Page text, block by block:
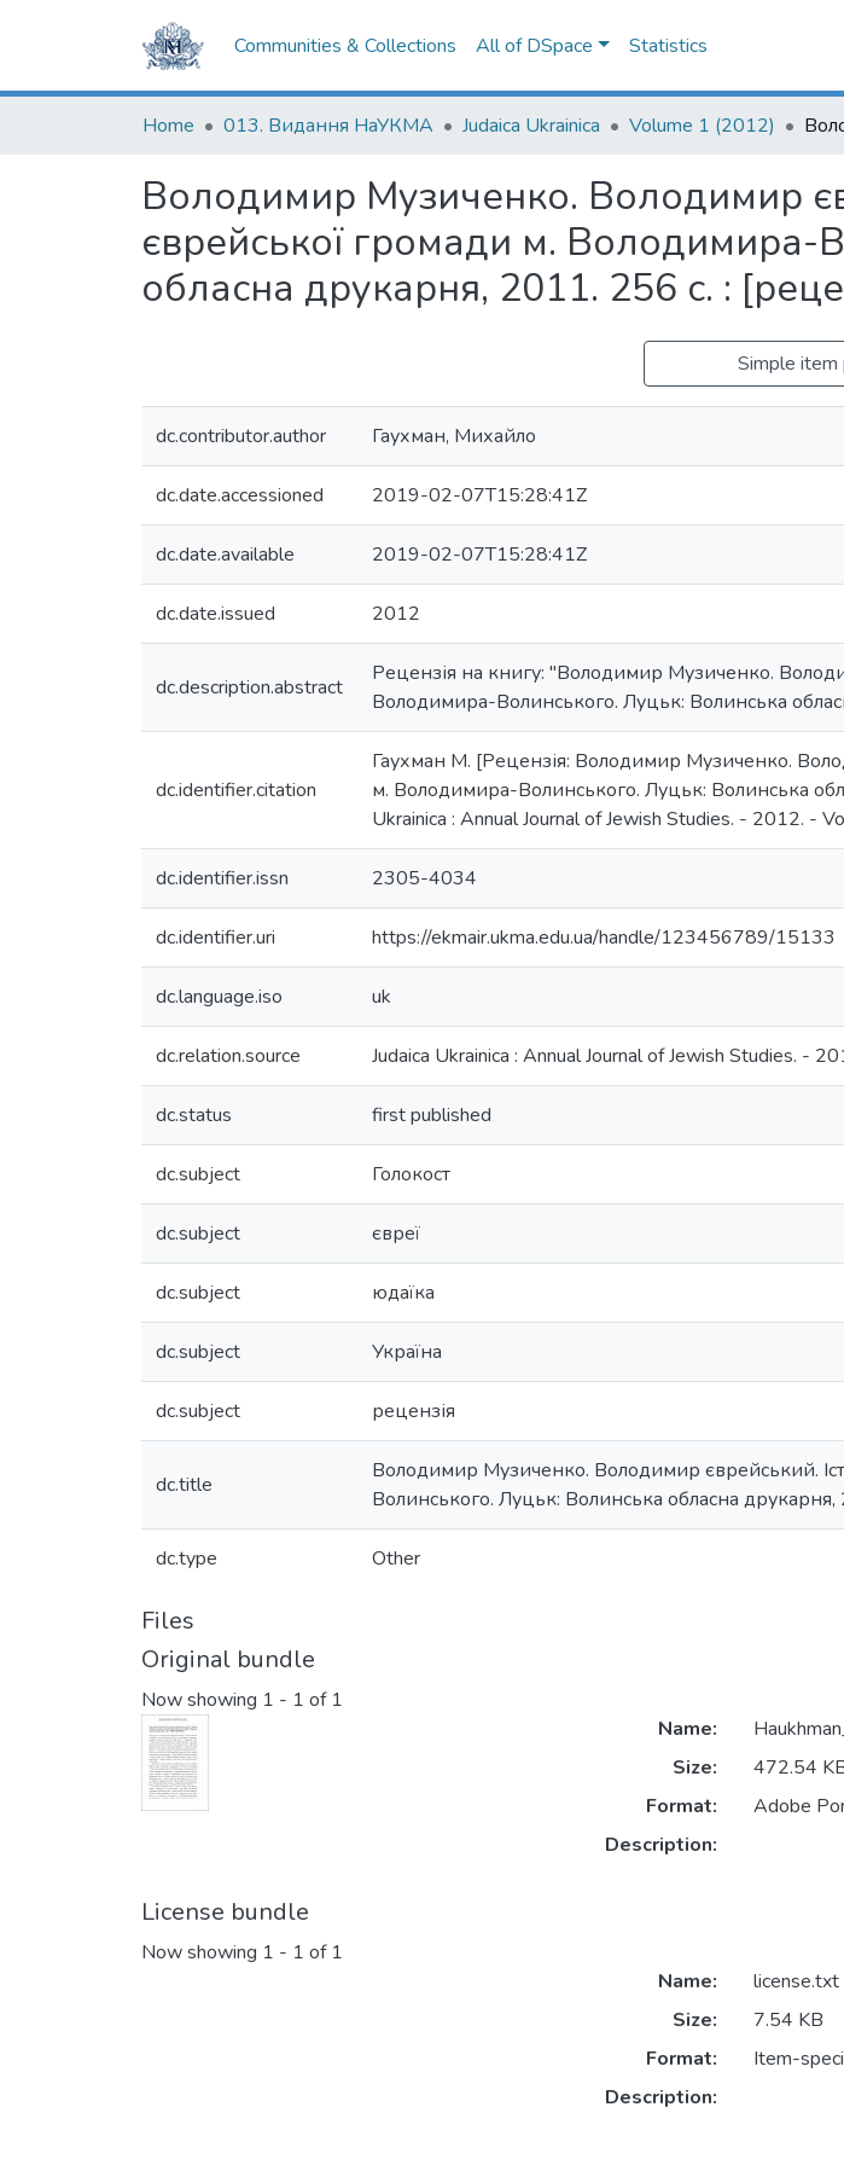
Communities & Collections All of DSpace Statistics
Home 013. Видання НаУКМА Judaica Ukrainica Volume 1 (2012)
Володимир Музиченко. Володимир
єврейської громади м. Володимира-
обласна друкарня, 2011. 256 с. :
Simple item
dc.contributor.author Гаухман, Михайло
dc.date.accessioned 2019-02-07T15:28:41Z
dc.date.available 2019-02-07T15:28:41Z
dc.date.issued 2012
dc.description.abstract
Рецензія на книгу: "Володимир Музиченко.
Володимира-Волинського. Луцьк: Волинська
dc.identifier.citation
Гаухман М. [Рецензія: Володимир Музиченко.
м. Володимира-Волинського. Луцьк: Волинська
Ukrainica : Annual Journal of Jewish Studies. - 2012. -
dc.identifier.issn 2305-4034
dc.identifier.uri https://ekmair.ukma.edu.ua/handle/123456789/15133
dc.language.iso uk
dc.relation.source Judaica Ukrainica : Annual Journal of Jewish Studies. -
dc.status first published
dc.subject Голокост
dc.subject євреї
dc.subject юдаїка
dc.subject Україна
dc.subject рецензія
dc.title
Володимир Музиченко. Володимир єврейський.
Волинського. Луцьк: Волинська обласна друкарня,
dc.type Other
Files
Original bundle
Now showing 1 - 1 of 1
Name:
Size:
472.54
Format:
Adobe
Description:
License bundle
Now showing 1 - 1 of 1
Name:
license.txt
Size:
7.54 KB
Format:
Item-
Description: